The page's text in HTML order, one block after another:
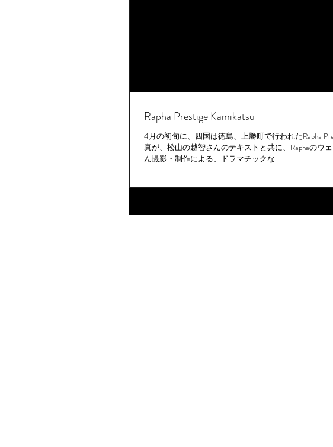
Rapha Prestige Kamikatsu
4月の初旬に、四国は徳島、上勝町で行われたRapha
真が、松山の越智さんのテキストと共に、Raphaのウ
ん撮影・制作による、ドラマチックな...